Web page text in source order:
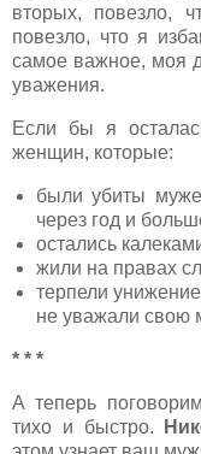
вторых, повезло,
повезло, что я
самое важное, моя
уважения.
Если бы я
женщин, которые:
были убиты
через год и
остались
жили на правах
терпели
не уважали свою
* * *
А теперь
тихо и быстро.